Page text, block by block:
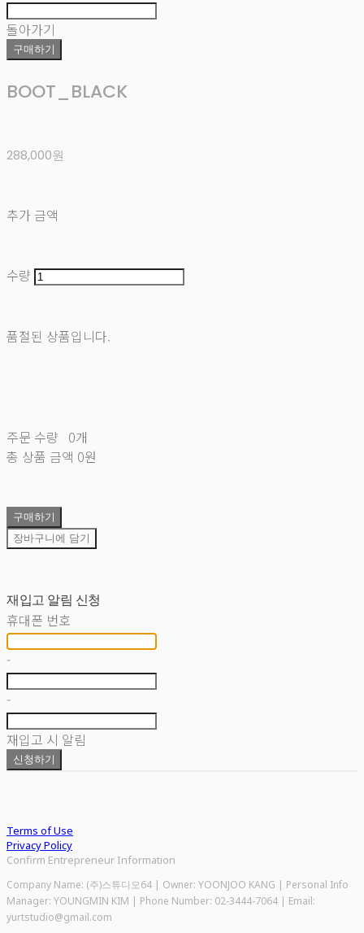
돌아가기
구매하기
BOOT_BLACK
288,000원
추가 금액
수량
품절된 상품입니다.
주문 수량 0개
총 상품 금액 0원
구매하기
장바구니에 담기
재입고 알림 신청
휴대폰 번호
-
-
재입고 시 알림
신청하기
Terms of Use
Privacy Policy
Confirm Entrepreneur Information
Company Name: (주)스튜디오64 | Owner: YOONJOO KANG | Personal Info
Manager: YOUNGMIN KIM | Phone Number: 02-3444-7064 | Email:
yurtstudio@gmail.com